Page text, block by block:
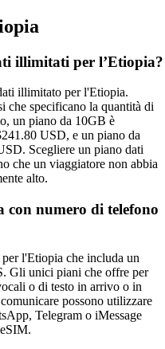
illimitati per l’Etiopia?
illimitato per l'Etiopia.
che specificano la quantità di
un piano da 10GB è
USD, e un piano da
Scegliere un piano dati
che un viaggiatore non abbia
alto.
con numero di telefono
l'Etiopia che includa un
Gli unici piani che offre per
o di testo in arrivo o in
possono utilizzare
Telegram o iMessage